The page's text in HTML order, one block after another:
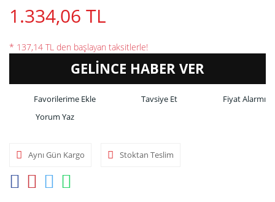
1.334,06 TL
* 137,14 TL den başlayan taksitlerle!
GELİNCE HABER VER
Tavsiye Et
Fiyat Alarmı
Yorum Yaz
Aynı Gün Kargo Stoktan Teslim